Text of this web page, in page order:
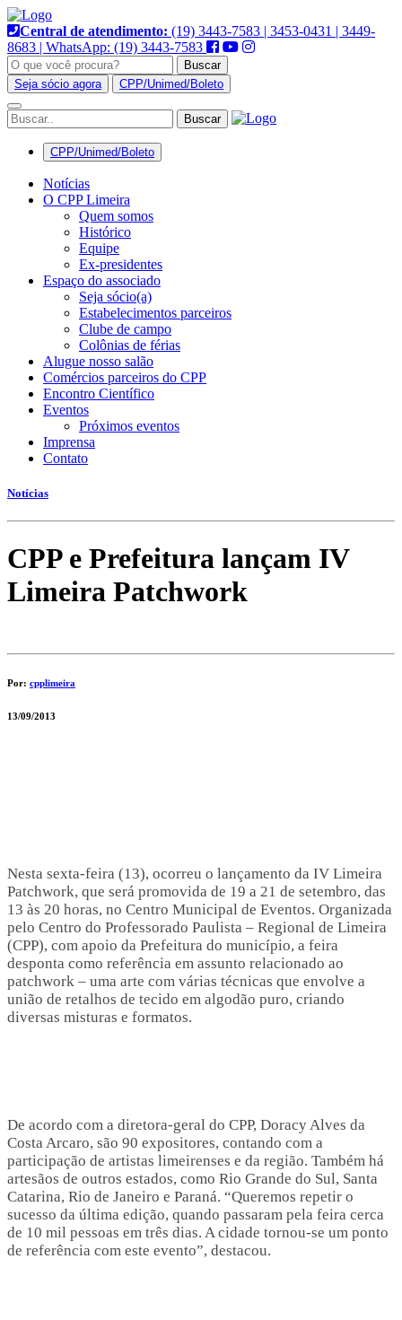
Pular
para
o
conteúdo
Central de atendimento: (19) 3443-7583 | 3453-0431 | 3449-
8683 | WhatsApp: (19) 3443-7583
Buscar
Seja sócio agora
CPP/Unimed/Boleto
Alternar
navegação
CPP/Unimed/Boleto
Notícias
O CPP Limeira
Quem somos
Histórico
Equipe
Ex-presidentes
Espaço do associado
Seja sócio(a)
Estabelecimentos parceiros
Clube de campo
Colônias de férias
Alugue nosso salão
Comércios parceiros do CPP
Encontro Científico
Eventos
Próximos eventos
Imprensa
Contato
Notícias
CPP e Prefeitura lançam IV
Limeira Patchwork
Por: cpplimeira
13/09/2013
Nesta sexta-feira (13), ocorreu o lançamento da IV Limeira
Patchwork, que será promovida de 19 a 21 de setembro, das
13 às 20 horas, no Centro Municipal de Eventos. Organizada
pelo Centro do Professorado Paulista – Regional de Limeira
(CPP), com apoio da Prefeitura do município, a feira
desponta como referência em assunto relacionado ao
patchwork – uma arte com várias técnicas que envolve a
união de retalhos de tecido em algodão puro, criando
diversas misturas e formatos.
De acordo com a diretora-geral do CPP, Doracy Alves da
Costa Arcaro, são 90 expositores, contando com a
participação de artistas limeirenses e da região. Também há
artesãos de outros estados, como Rio Grande do Sul, Santa
Catarina, Rio de Janeiro e Paraná. “Queremos repetir o
sucesso da última edição, quando passaram pela feira cerca
de 10 mil pessoas em três dias. A cidade tornou-se um ponto
de referência com este evento”, destacou.